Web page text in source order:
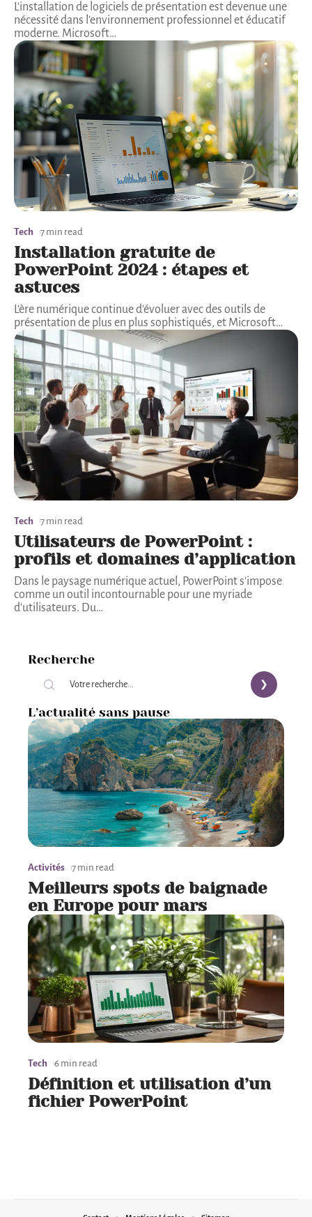
L'installation de logiciels de présentation est devenue une
nécessité dans l'environnement professionnel et éducatif
moderne. Microsoft…
Tech 7 min read
Installation gratuite de
PowerPoint 2024 : étapes et
astuces
L'ère numérique continue d'évoluer avec des outils de
présentation de plus en plus sophistiqués, et Microsoft…
Tech 7 min read
Utilisateurs de PowerPoint :
profils et domaines d’application
Dans le paysage numérique actuel, PowerPoint s'impose
comme un outil incontournable pour une myriade
d'utilisateurs. Du…
Recherche
L’actualité sans pause
Activités 7 min read
Meilleurs spots de baignade
en Europe pour mars
Tech 6 min read
Définition et utilisation d’un
fichier PowerPoint